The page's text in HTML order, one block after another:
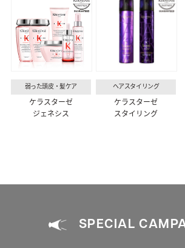
弱った頭皮・髪ケア
ケラスターゼ
ジェネシス
ヘアスタイリング
ケラスターゼ
スタイリング
SPECIAL